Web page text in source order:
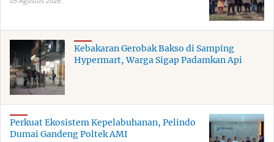
Kebakaran Gerobak Bakso di Samping
Hypermart, Warga Sigap Padamkan Api
Perkuat Ekosistem Kepelabuhanan, Pelindo
Dumai Gandeng Poltek AMI